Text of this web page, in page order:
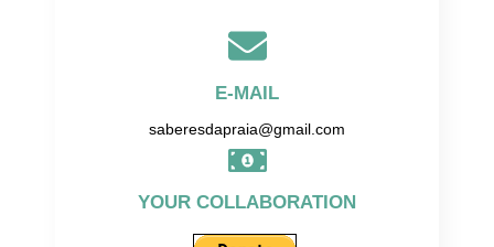
E-MAIL
saberesdapraia@gmail.com
YOUR COLLABORATION